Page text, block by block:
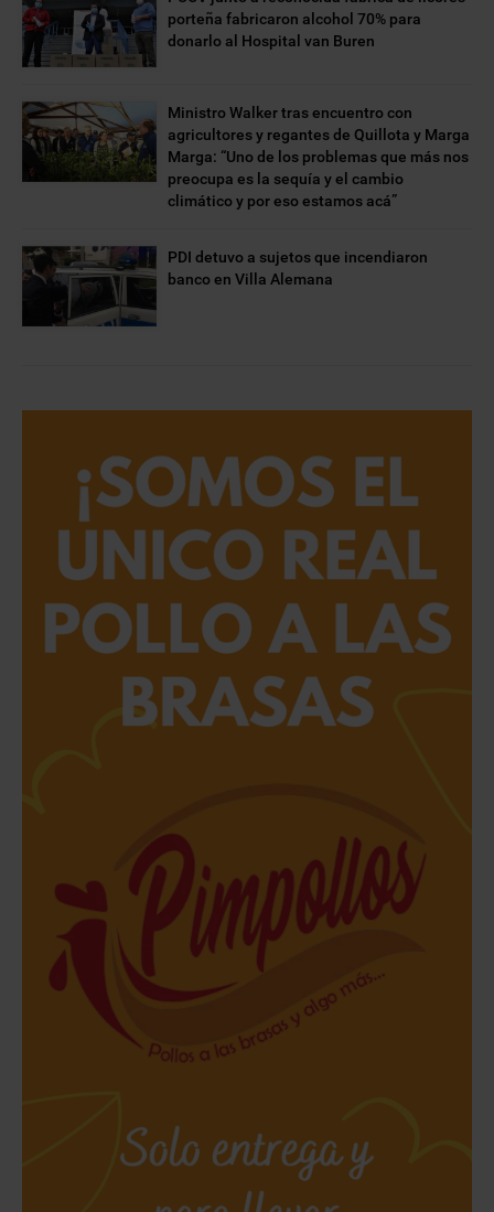
porteña fabricaron alcohol 70% para
donarlo al Hospital van Buren
Ministro Walker tras encuentro con
agricultores y regantes de Quillota y Marga
Marga: “Uno de los problemas que más nos
preocupa es la sequía y el cambio
climático y por eso estamos acá”
PDI detuvo a sujetos que incendiaron
banco en Villa Alemana